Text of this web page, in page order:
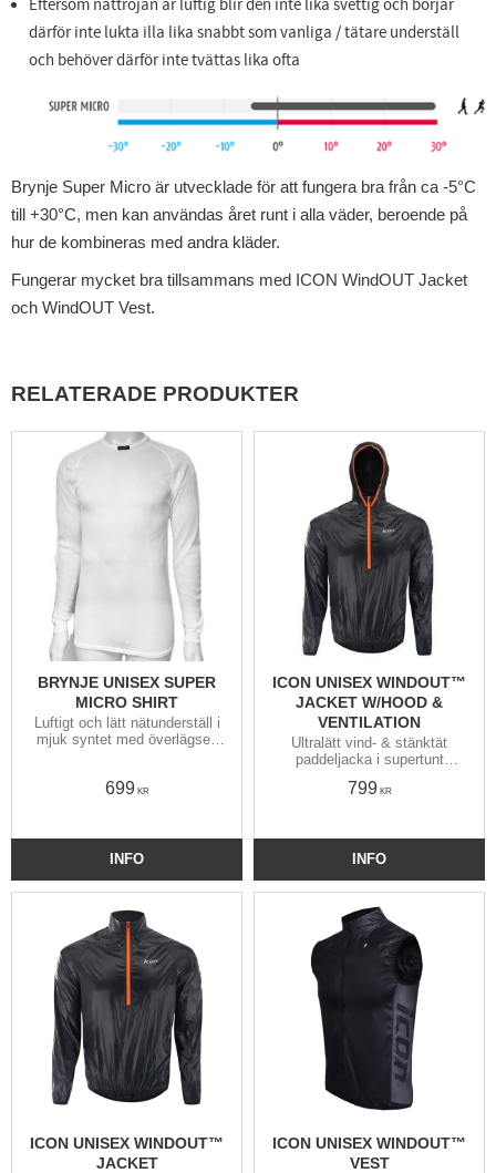
Eftersom nättröjan är luftig blir den inte lika svettig och börjar
därför inte lukta illa lika snabbt som vanliga / tätare underställ
och behöver därför inte tvättas lika ofta
Brynje Super Micro är utvecklade för att fungera bra från ca -5°C
till +30°C, men kan användas året runt i alla väder, beroende på
hur de kombineras med andra kläder.
Fungerar mycket bra tillsammans med ICON WindOUT Jacket
och WindOUT Vest.
RELATERADE PRODUKTER
BRYNJE UNISEX SUPER
MICRO SHIRT
Luftigt och lätt nätunderställ i
mjuk syntet med överlägsen
tätare underställ
699 KR
INFO
ICON UNISEX WINDOUT™
JACKET W/HOOD &
VENTILATION
Ultralätt vind- & stänktät
paddeljacka i supertunt
knappt blöt och torkar
799 KR
INFO
ICON UNISEX WINDOUT™
JACKET
ICON UNISEX WINDOUT™
VEST